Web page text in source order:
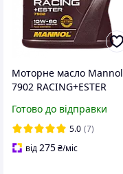
Моторне масло Mannol
7902 RACING+ESTER
Готово до відправки
5.0 (7)
від275₴/міс